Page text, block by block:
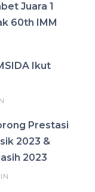
Juara 1
60th IMM
Ikut
Prestasi
2023 &
2023